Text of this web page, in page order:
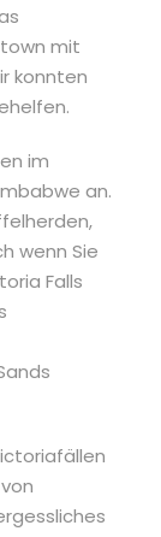
mit
konnten
im
an.
wenn Sie
Falls